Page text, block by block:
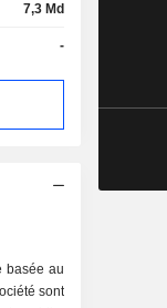
7,3 Md
-
basée au
sont